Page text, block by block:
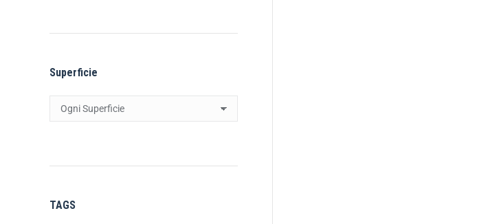
Superficie
TAGS